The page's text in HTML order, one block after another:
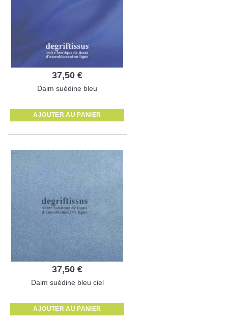
37,50 €
Daim suédine bleu
AJOUTER AU PANIER
37,50 €
Daim suédine bleu ciel
AJOUTER AU PANIER